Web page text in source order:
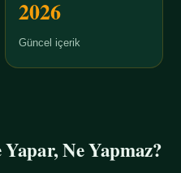
2026
Güncel içerik
Ne Yapmaz?